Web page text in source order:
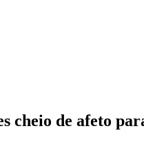
cheio de afeto